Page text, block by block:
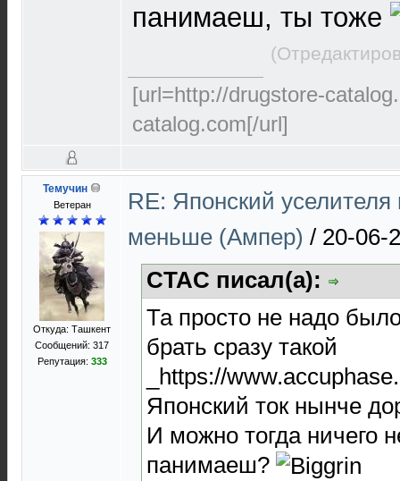
панимаеш, ты тоже
[url=http://drugstore-
catalog.com[/url]
Темучин
Ветеран
Откуда: Ташкент
Сообщений: 317
Репутация: 333
RE: Японский
меньше (Ампер) / 20-06-
CTAC писал(а):
Та просто не надо
брать сразу такой
_https://
Японский ток нынче
И можно тогда ничего
панимаеш?